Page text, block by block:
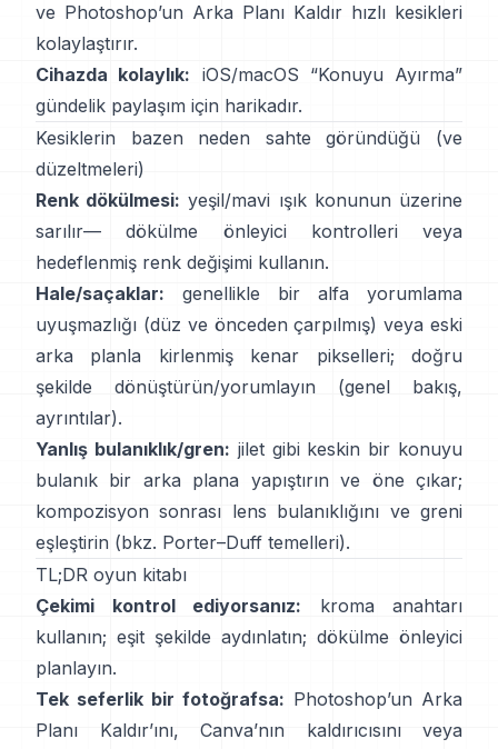
ve Photoshop’un Arka Planı Kaldır hızlı kesikleri
kolaylaştırır.
Cihazda kolaylık: iOS/macOS “Konuyu Ayırma”
gündelik paylaşım için harikadır.
Kesiklerin bazen neden sahte göründüğü (ve
düzeltmeleri)
Renk dökülmesi: yeşil/mavi ışık konunun üzerine
sarılır—
dökülme önleyici kontrolleri veya
hedeflenmiş renk değişimi kullanın.
Hale/saçaklar: genellikle bir alfa yorumlama
uyuşmazlığı (düz ve önceden çarpılmış) veya eski
arka planla kirlenmiş kenar pikselleri; doğru
şekilde dönüştürün/yorumlayın
(genel bakış,
ayrıntılar).
Yanlış bulanıklık/gren: jilet gibi keskin bir konuyu
bulanık bir arka plana yapıştırın ve öne çıkar;
kompozisyon sonrası lens bulanıklığını ve greni
eşleştirin (bkz. Porter–Duff temelleri).
TL;DR oyun kitabı
Çekimi kontrol ediyorsanız: kroma anahtarı
kullanın; eşit şekilde aydınlatın; dökülme önleyici
planlayın.
Tek seferlik bir fotoğrafsa: Photoshop’un Arka
Planı Kaldır’ını, Canva’nın kaldırıcısınıveya